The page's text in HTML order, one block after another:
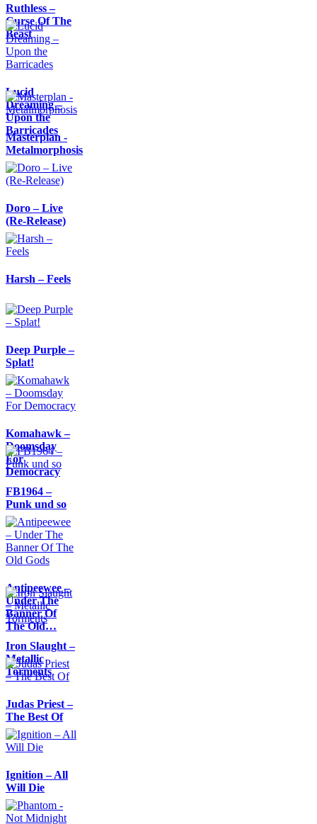
Ruthless –
Curse Of The
Beast
Lucid
Dreaming –
Upon the
Barricades
Masterplan -
Metalmorphosis
Doro – Live
(Re-Release)
Harsh – Feels
Deep Purple –
Splat!
Komahawk –
Doomsday
For
Democracy
FB1964 –
Punk und so
Antipeewee –
Under The
Banner Of
The Old…
Iron Slaught –
Metallic
Torments
Judas Priest –
The Best Of
Ignition – All
Will Die